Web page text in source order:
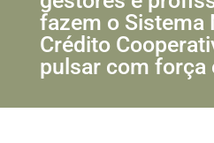
fazem o Sistema
Crédito
pulsar com força